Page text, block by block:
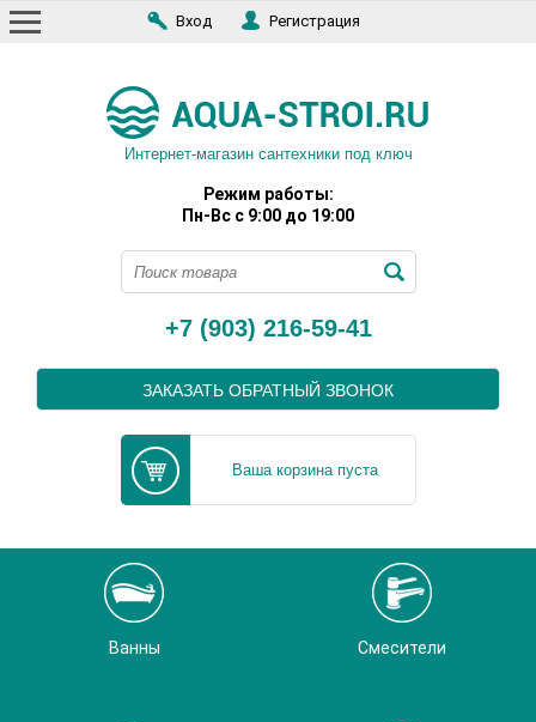
Вход Регистрация
Интернет-магазин сантехники под ключ
Режим работы:
Пн-Вс с 9:00 до 19:00
+7 (903) 216-59-41
ЗАКАЗАТЬ ОБРАТНЫЙ ЗВОНОК
Ваша корзина пуста
Ванны Смесители